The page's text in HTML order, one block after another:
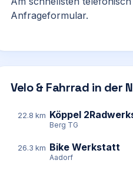
Anfrageformular.
Velo & Fahrrad in der
22.8 km Köppel
Berg TG
26.3 km Bike Werkstatt
Aadorf